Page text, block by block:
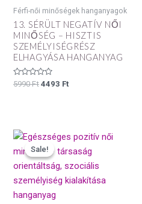
Férfi-női minőségek hanganyagok
13. SÉRÜLT NEGATÍV NŐI
MINŐSÉG – HISZTIS
SZEMÉLYISÉGRÉSZ
ELHAGYÁSA HANGANYAG
Értékelés:
5990Ft 4493 Ft
Sale!
Sale!
Original
price
was:
5990 Ft.
Current
price
is:
4493 Ft.